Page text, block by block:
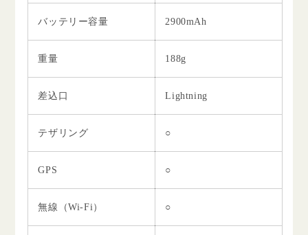
バッテリー容量 2900mAh
重量 188g
差込口 Lightning
テザリング ○
GPS ○
無線（Wi-Fi） ○